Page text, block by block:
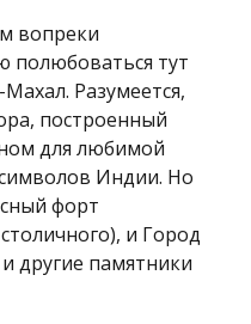
вопреки
полюбоваться тут
Разумеется,
построенный
для любимой
Индии. Но
форт
и Город
другие памятники